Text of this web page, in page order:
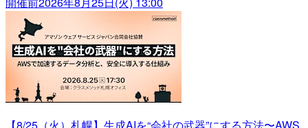
【8/25（火）札幌】生成AIを“会社の武器”にする方法〜AWS